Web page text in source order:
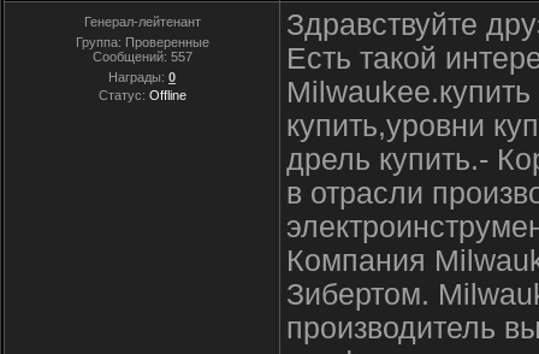
Генерал-лейтенант
Группа: Проверенные
Сообщений: 557
Награды: 0
Статус: Offline
Здравствуйте
Есть такой
купить,уровни
дрель купить.-
в отрасли
Компания
Зибертом.
производитель